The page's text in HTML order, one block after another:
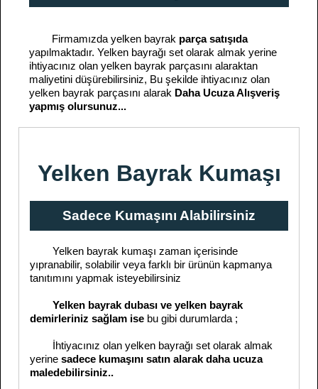
Firmamızda yelken bayrak parça satışıda
yapılmaktadır. Yelken bayrağı set olarak almak yerine
ihtiyacınız olan yelken bayrak parçasını alaraktan
maliyetini düşürebilirsiniz, Bu şekilde ihtiyacınız olan
yelken bayrak parçasını alarak Daha Ucuza Alışveriş
yapmış olursunuz...
Yelken Bayrak Kumaşı
Sadece Kumaşını Alabilirsiniz
Yelken bayrak kumaşı zaman içerisinde
yıpranabilir, solabilir veya farklı bir ürünün kapmanya
tanıtımını yapmak isteyebilirsiniz
Yelken bayrak dubası ve yelken bayrak
demirleriniz sağlam ise bu gibi durumlarda ;
İhtiyacınız olan yelken bayrağı set olarak almak
yerine sadece kumaşını satın alarak daha ucuza
maledebilirsiniz..